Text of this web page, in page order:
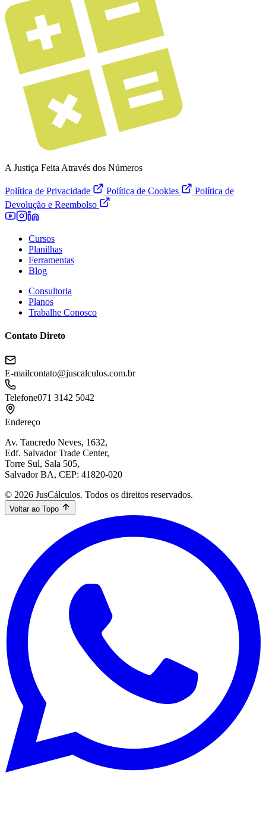
A Justiça Feita Através dos Números
Política de Privacidade Política de Cookies
Política de
Devolução e Reembolso
Cursos
Planilhas
Ferramentas
Blog
Consultoria
Planos
Trabalhe Conosco
Contato Direto
E-mailcontato@juscalculos.com.br
Telefone071 3142 5042
Endereço
Av. Tancredo Neves, 1632,
Edf. Salvador Trade Center,
Torre Sul, Sala 505,
Salvador BA, CEP: 41820-020
© 2026 JusCálculos. Todos os direitos reservados.
Voltar ao Topo